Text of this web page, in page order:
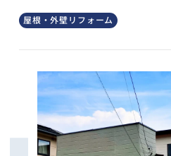
屋根・外壁リフォーム